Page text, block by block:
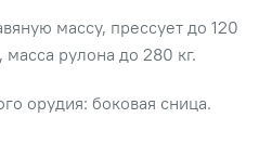
массу, прессует до 120
рулона до 280 кг.
орудия: боковая сница.